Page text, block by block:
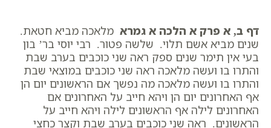
דף ב, א פרק א הלכה א גמרא מלאכה מביא חטאת.
שנים מביא אשם תלוי. שלשה פטור. רבי יוסי בר’ בון
בעי אין תימר שנים ספק ראה שני כוכבים בערב שבת
והתרו בו ועשה מלאכה ראה שני כוכבים במוצאי שבת
והתרו בו ועשה מלאכה מה נפשך אם הראשונים יום הן
אף האחרונים יום הן ויהא חייב על האחרונים אם
האחרונים לילה אף הראשונים לילה ויהא חייב על
הראשונים. ראה שני כוכבים בערב שבת וקצר כחצי